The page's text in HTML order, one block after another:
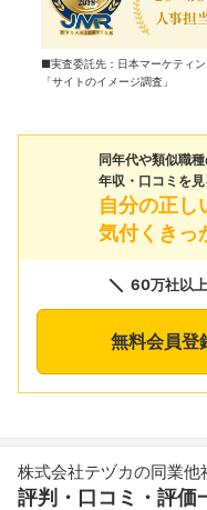
■実査委託先：日本マーケティ
「サイトのイメージ調査」
同年代や類似職
年収・口コミを
自分の正し
気付くきっ
60万社以
無料会員登
株式会社テヅカの同業他
評判・口コミ・評価